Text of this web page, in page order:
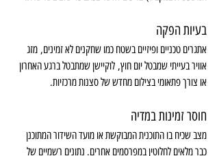
בעיות הפקה
אתגרים טכניים ופיזיים בשטח כמו שחקנים לא זמינים, מזג
אוויר בעייתי שמבטל יום חוץ, לוקיישן שמתבטל ברגע האחרון
או צורך פתאומי בצילום מחדש של סצנות מרכזיות.
חוסר זמינות במדיה
מצב שכיח בו התוכנית המבוקשת או מועד השידור המתוכנן
כבר מלאים לחלוטין במפרסמים אחרים. נתונים רשמיים של